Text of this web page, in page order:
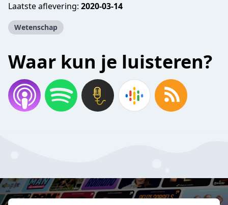
Laatste aflevering: 2020-03-14
Wetenschap
Waar kun je luisteren?